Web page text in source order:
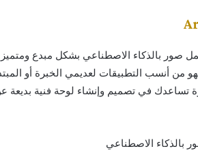
صور بالذكاء الاصطناعي بشكل مبدع ومتميز
من أنسب التطبيقات لعديمي الخبرة أو
تساعدك في تصميم وإنشاء لوحة فنية